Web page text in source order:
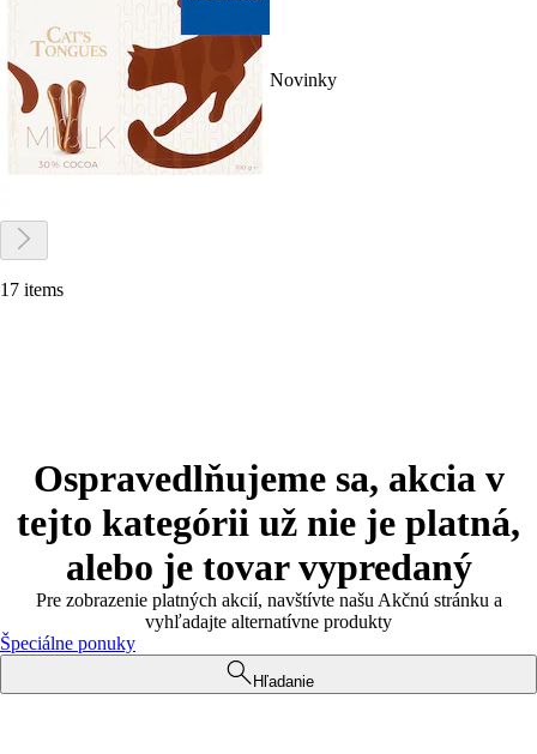
Novinky
17 items
Ospravedlňujeme sa, akcia v
tejto kategórii už nie je platná,
alebo je tovar vypredaný
Pre zobrazenie platných akcií, navštívte našu Akčnú stránku a
vyhľadajte alternatívne produkty
Špeciálne ponuky
Hľadanie